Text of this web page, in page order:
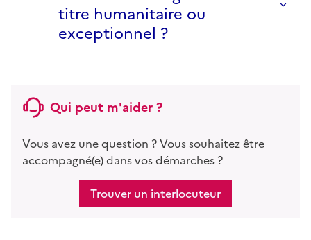
titre humanitaire ou
exceptionnel ?
Qui peut m'aider ?
Vous avez une question ? Vous souhaitez être
accompagné(e) dans vos démarches ?
Trouver un interlocuteur